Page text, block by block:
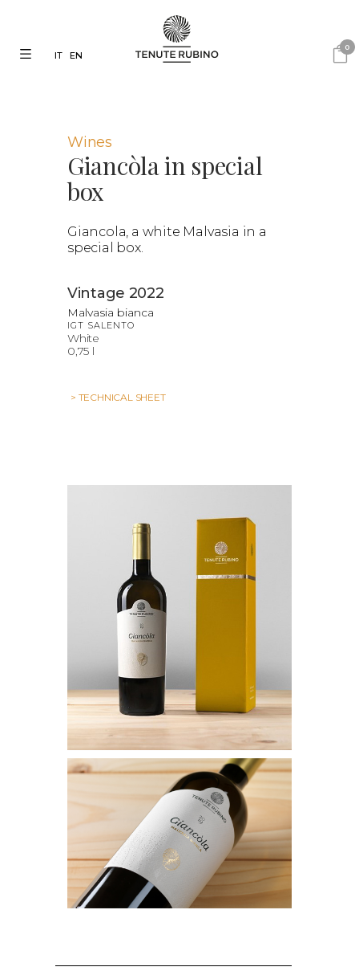
0
IT EN
Wines
Giancòla in special
box
Giancola, a white Malvasia in a
special box.
Vintage 2022
Malvasia bianca
IGT SALENTO
White
0,75 l
> TECHNICAL SHEET